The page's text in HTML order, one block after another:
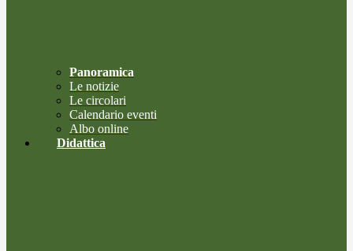
Panoramica
Le notizie
Le circolari
Calendario eventi
Albo online
Didattica